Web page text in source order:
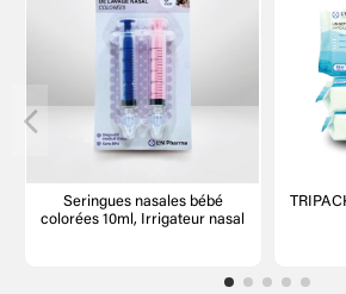
Seringues nasales bébé
colorées 10ml, Irrigateur nasal